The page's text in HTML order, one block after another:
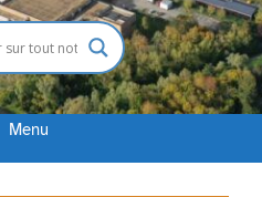
Menu